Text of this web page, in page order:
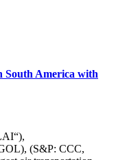
South America with
(S&P: CCC,